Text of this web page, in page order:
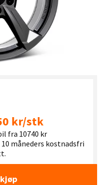
kr/stk
fra 10740 kr
måneders kostnadsfri